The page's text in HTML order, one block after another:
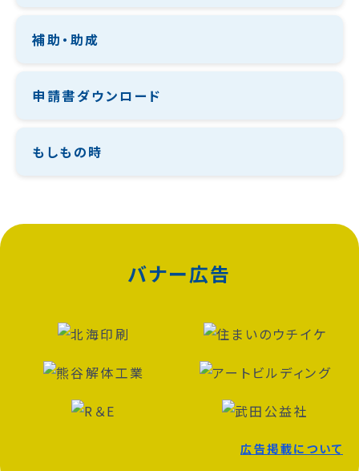
補助・助成
申請書ダウンロード
もしもの時
バナー広告
広告掲載について